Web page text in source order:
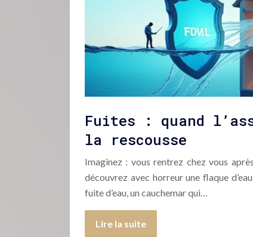
Fuites : quand
la rescousse
Imaginez : vous rentrez chez vous
découvrez avec horreur une flaque
fuite d’eau, un cauchemar qui…
Lire la suite